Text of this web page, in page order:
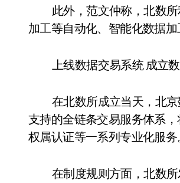
此外，范文仲称，北数
加工等自动化、智能化数据
上线数据交易系统 成立
在北数所成立当天，北
支持的全链条交易服务体系
权属认证等一系列专业化服务
在制度规则方面，北数